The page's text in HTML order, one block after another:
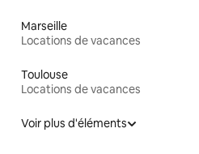
Marseille
Locations de vacances
Toulouse
Locations de vacances
Voir plus d'éléments